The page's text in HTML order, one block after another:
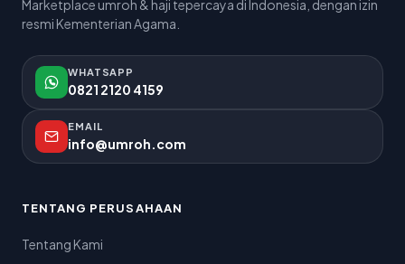
Marketplace umroh & haji tepercaya di Indonesia, dengan izin
resmi Kementerian Agama.
WHATSAPP
0821 2120 4159
EMAIL
info@umroh.com
TENTANG PERUSAHAAN
Tentang Kami